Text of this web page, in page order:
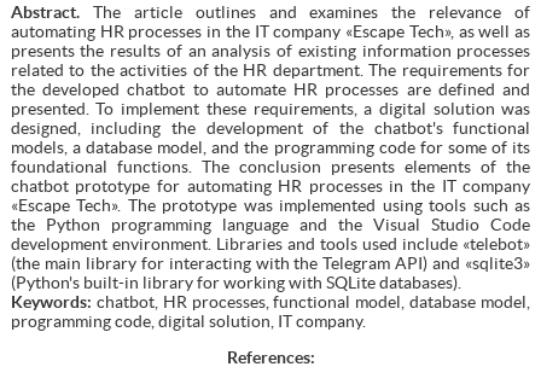
Abstract. The article outlines and examines the relevance of
automating HR processes in the IT company «Escape Tech», as well as
presents the results of an analysis of existing information processes
related to the activities of the HR department. The requirements for
the developed chatbot to automate HR processes are defined and
presented. To implement these requirements, a digital solution was
designed, including the development of the chatbot's functional
models, a database model, and the programming code for some of its
foundational functions. The conclusion presents elements of the
chatbot prototype for automating HR processes in the IT company
«Escape Tech». The prototype was implemented using tools such as
the Python programming language and the Visual Studio Code
development environment. Libraries and tools used include «telebot»
(the main library for interacting with the Telegram API) and «sqlite3»
(Python's built-in library for working with SQLite databases).
Keywords: chatbot, HR processes, functional model, database model,
programming code, digital solution, IT company.
References: